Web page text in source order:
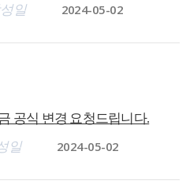
일 2024-05-02
공식 변경 요청드립니다.
일 2024-05-02